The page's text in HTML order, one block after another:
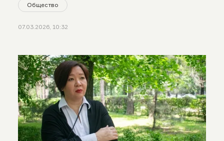
Общество
07.03.2026, 10:32